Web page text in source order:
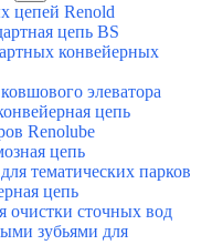
цепей Renold
цепь BS
конвейерных
элеватора
цепь
Renolube
цепь
тематических парков
цепь
очистки сточных вод
зубьями для